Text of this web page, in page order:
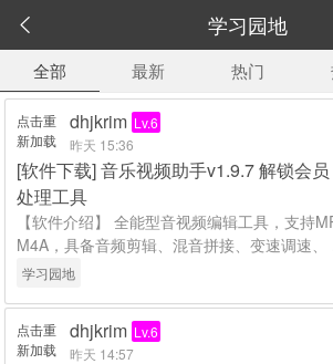
 学习园地
全部
最新 热门
点击重
新加载
dhjkrim Lv.6
昨天 15:36
[软件下载]音乐视频助手v1.9.7 解锁会
处理工具
【软件介绍】 全能型音视频编辑工具，支持
M4A，具备音频剪辑、混音拼接、变速调速、
学习园地
点击重
新加载
dhjkrim Lv.6
昨天 14:57